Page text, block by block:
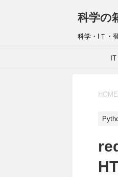
科学の
科学・IＴ・
IT
HOME